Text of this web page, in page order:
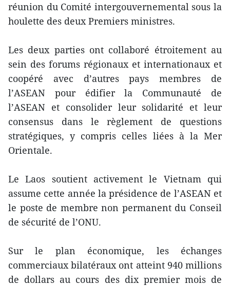
réunion du Comité intergouvernemental sous la
houlette des deux Premiers ministres.
Les deux parties ont collaboré étroitement au
sein des forums régionaux et internationaux et
coopéré avec d’autres pays membres de
l’ASEAN pour édifier la Communauté de
l’ASEAN et consolider leur solidarité et leur
consensus dans le règlement de questions
stratégiques, y compris celles liées à la Mer
Orientale.
Le Laos soutient activement le Vietnam qui
assume cette année la présidence de l’ASEAN et
le poste de membre non permanent du Conseil
de sécurité de l’ONU.
Sur le plan économique, les échanges
commerciaux bilatéraux ont atteint 940 millions
de dollars au cours des dix premier mois de